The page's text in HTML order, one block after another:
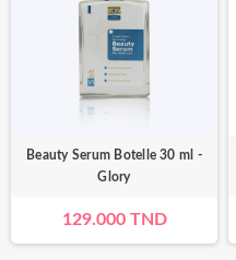
Beauty Serum Botelle 30 ml -
Glory
129.000 TND